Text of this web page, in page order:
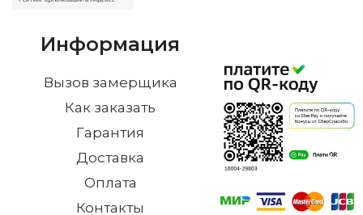
Информация
Вызов замерщика
Как заказать
Гарантия
Доставка
Оплата
Контакты